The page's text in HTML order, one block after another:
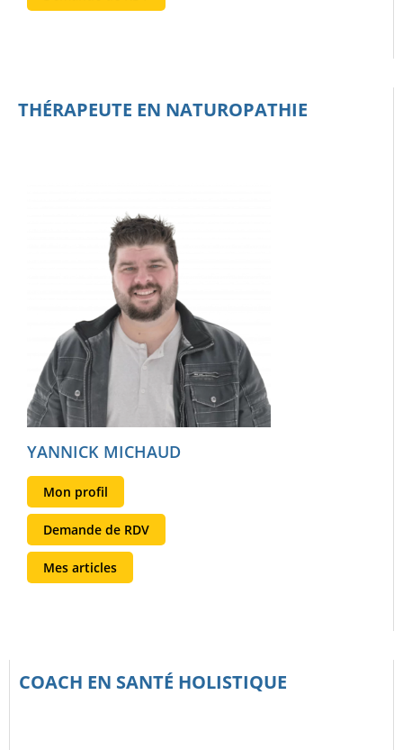
THÉRAPEUTE EN NATUROPATHIE
YANNICK MICHAUD
Mon profil
Demande de RDV
Mes articles
COACH EN SANTÉ HOLISTIQUE